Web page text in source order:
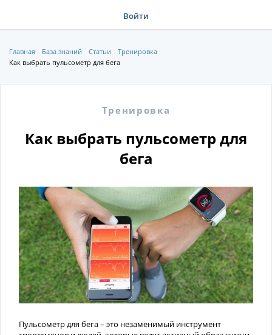
Войти
Главная База знаний Статьи
Тренировка
Как выбрать пульсометр для бега
Тренировка
Как выбрать пульсометр для
бега
Пульсометр для бега – это незаменимый инструмент